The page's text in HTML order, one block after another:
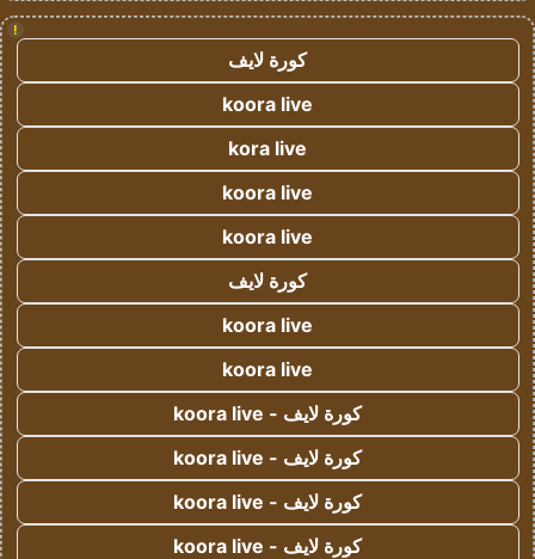
!
كورة لايف
koora live
kora live
koora live
koora live
كورة لايف
koora live
koora live
كورة لايف - koora live
كورة لايف - koora live
كورة لايف - koora live
كورة لايف - koora live